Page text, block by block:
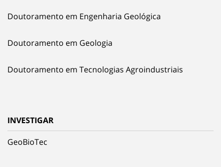
Doutoramento em Engenharia Geológica
Doutoramento em Geologia
Doutoramento em Tecnologias Agroindustriais
INVESTIGAR
GeoBioTec